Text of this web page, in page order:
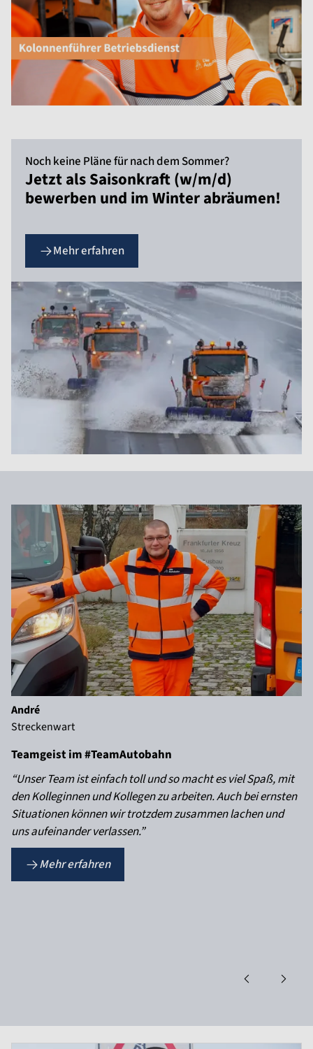
Noch keine Pläne für nach dem Sommer?
Jetzt als Saisonkraft (w/m/d)
bewerben und im Winter abräumen!
Mehr erfahren
Teamgeist im #TeamAutobahn
“Unser Team ist einfach toll und so macht es viel Spaß, mit
den Kolleginnen und Kollegen zu arbeiten. Auch bei ernsten
Situationen können wir trotzdem zusammen lachen und
uns aufeinander verlassen.”
Mehr erfahren
André
Streckenwart